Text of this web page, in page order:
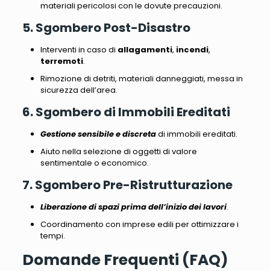
materiali pericolosi con le dovute precauzioni.
5. Sgombero Post-Disastro
Interventi in caso di allagamenti, incendi,
terremoti.
Rimozione di detriti, materiali danneggiati, messa in
sicurezza dell’area.
6. Sgombero di Immobili Ereditati
Gestione sensibile e discretadi immobili ereditati.
Aiuto nella selezione di oggetti di valore
sentimentale o economico.
7. Sgombero Pre-Ristrutturazione
Liberazione di spazi prima dell’inizio dei lavori.
Coordinamento con imprese edili per ottimizzare i
tempi.
Domande Frequenti (FAQ)